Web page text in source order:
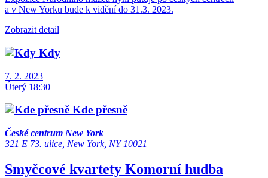
a v New Yorku bude k vidění do 31.3. 2023.
Zobrazit detail
Kdy
7. 2. 2023
Úterý 18:30
Kde přesně
České centrum New York
321 E 73. ulice, New York, NY 10021
Smyčcové kvartety Komorní hudba